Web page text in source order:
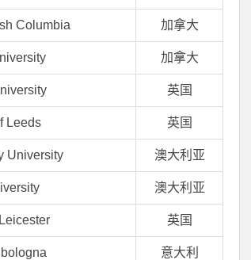
Columbia 加拿大
加拿大
英国
Leeds 英国
University 澳大利亚
澳大利亚
英国
意大利